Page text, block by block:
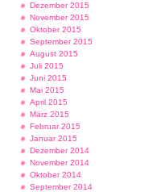
Dezember 2015
November 2015
Oktober 2015
September 2015
August 2015
Juli 2015
Juni 2015
Mai 2015
April 2015
März 2015
Februar 2015
Januar 2015
Dezember 2014
November 2014
Oktober 2014
September 2014